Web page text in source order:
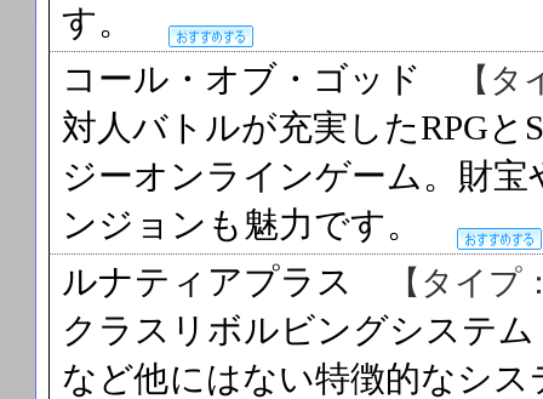
す。
コール・オブ・ゴッド
【
対人バトルが充実したRPG
ジーオンラインゲーム。財
ンジョンも魅力です。
ルナティアプラス
【タイ
クラスリボルビングシステ
など他にはない特徴的なシ